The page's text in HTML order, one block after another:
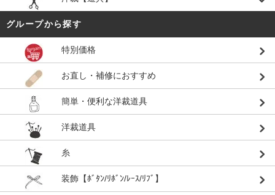
グループから探す
特別価格
お直し・補修におすすめ
簡単・便利な洋裁道具
洋裁道具
糸
装飾【ﾎﾞﾀﾝ/ﾘﾎﾞﾝ/ﾚｰｽ/ﾘﾌﾞ】